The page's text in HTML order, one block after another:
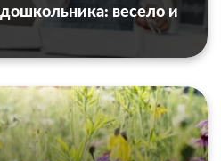
весело и